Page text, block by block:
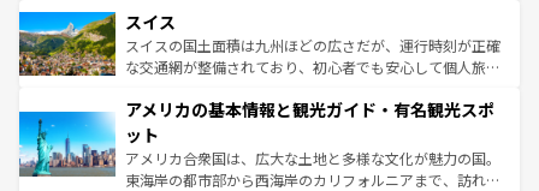
を参照してほしい。
は、お酒好きな人にはぜひ体験してほしい。 なお、新着の
ドイツ情報はコンテンツ一覧を参照してほしい。
リアごとに異なる魅力がある。また、優雅なアフタヌーン
ティー、ビール好きにはたまらない英国パブ、サッカー観
戦など、本場だからこそできる体験も豊富。イギリスを旅
ンツ一覧を参照してほしい。
スイス
スイスの国土面積は九州ほどの広さだが、運行時刻が正確
な交通網が整備されており、初心者でも安心して個人旅行
の建物がそのまま残る町や、スイスならではのユニークな
博物館もあり、アルプス観光だけでなく町歩きも満喫する
ことができる。国民の所得が高いため物価も高いが、旅行
者向けの交通パス提供のサービスもあり、うまく活用すれ
アメリカの基本情報と観光ガイド・有名観光スポ
ット
アメリカ合衆国は、広大な土地と多様な文化が魅力の国。
東海岸の都市部から西海岸のカリフォルニアまで、訪れる